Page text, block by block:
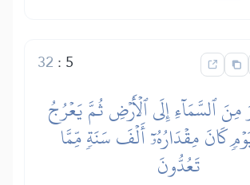
5
:
32
مِنَ ٱلسَّمَآءِ إِلَى ٱلۡأَرۡضِ ثُمَّ يَعۡرُجُ
كَانَ مِقۡدَارُهُۥٓ أَلۡفَ سَنَةٖ مِّمَّا
تَعُدُّونَ